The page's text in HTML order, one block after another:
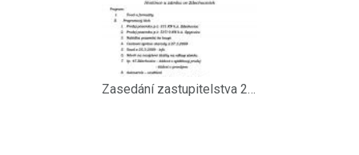
Zasedání zastupitelstva 27.4.2009